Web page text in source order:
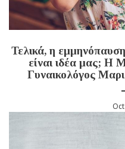
Τελικά, η
είναι ιδέα μας; Η
Γυναικολόγος